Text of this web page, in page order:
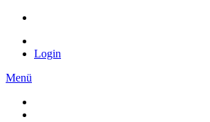
Login
Menü